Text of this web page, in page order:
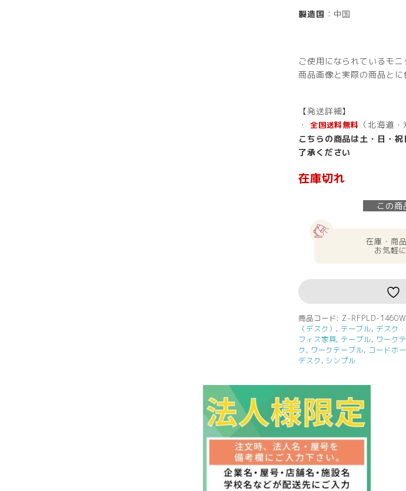
製造国 ：中国
ご使用になられているモ
商品画像と実際の商品と
【発送詳細】
・ 全国送料無料 （北海道
こちらの商品は土・日・
了承ください
在庫切れ
この
在庫・商
お気軽
商品コード: Z-RFPLD-
（デスク） , テーブル, デスク
フィス家具, テーブル, ワーク
ク , ワークテーブル, コードホ
デスク , シンプル